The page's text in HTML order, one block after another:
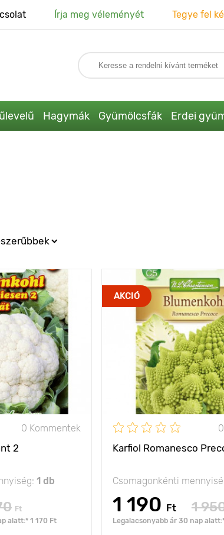
Írja meg véleményét Tegye fel
Hagymák Gyümölcsfák Erdei
0 Kommentek
2
1 db
Ft
alatt:* 1 170 Ft
a legjobb minőségű
virágok
30 - 40 cm
50 x 60 cm
nap
AKCIÓ
Karfiol Romanesco
Csomagonkénti
1 190 Ft 1
Legalacsonyabb ár 30 nap
Jellemzők kiváló
Kifejlett kori
magasság
Ültetési távolság
Fényigény